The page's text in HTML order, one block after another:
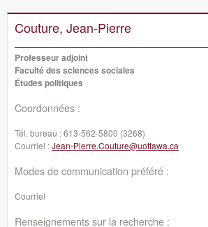
Couture, Jean-Pierre
Professeur adjoint
Faculté des sciences sociales
Études politiques
Coordonnées :
Tél. bureau :613-562-5800 (3268)
Courriel :Jean-Pierre.Couture@uottawa.ca
Modes de communication préféré :
Courriel
Renseignements sur la recherche :